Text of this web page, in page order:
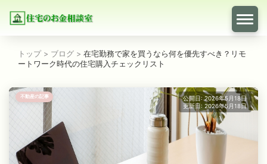
トップ> ブログ > 在宅勤務で家を買うなら何を優先すべき？リモ
ートワーク時代の住宅購入チェックリスト
不動産の記事
公開日: 2026年5月18日
更新日: 2026年5月18日